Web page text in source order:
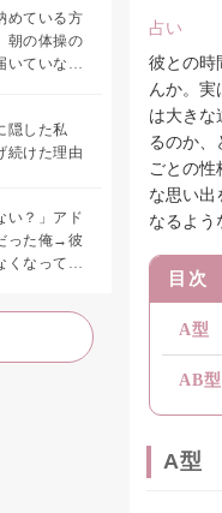
めている方
朝の体操の
ていなか
隠した私
続けた理由
い？」アド
った俺→彼
くなって、
占い
彼との時
んか。実
は大きな
るのか、
ごとの
な思い出
なるよう
目次
A型
AB型
A型